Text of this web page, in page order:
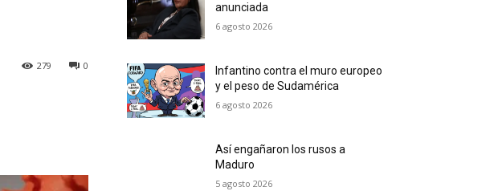
0
279
anunciada
6 agosto 2026
Infantino contra el muro europeo
y el peso de Sudamérica
6 agosto 2026
Así engañaron los rusos a
Maduro
5 agosto 2026